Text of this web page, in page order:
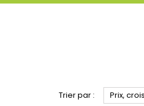
Trier par : Prix,